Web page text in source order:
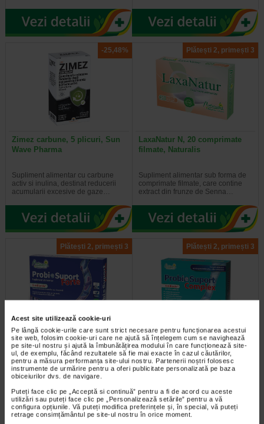
Acest site utilizează cookie-uri
Pe lângă cookie-urile care sunt strict necesare pentru funcționarea acestui
site web, folosim cookie-uri care ne ajută să înțelegem cum se navighează
pe site-ul nostru și ajută la îmbunătățirea modului în care funcționează site-
ul, de exemplu, făcând rezultatele să fie mai exacte în cazul căutărilor,
pentru a măsura performanța site-ului nostru. Partenerii noștri folosesc
instrumente de urmărire pentru a oferi publicitate personalizată pe baza
obiceiurilor dvs. de navigare.
Puteți face clic pe „Acceptă si continuă” pentru a fi de acord cu aceste
utilizări sau puteți face clic pe „Personalizează setările” pentru a vă
configura opțiunile. Vă puteți modifica preferințele și, în special, vă puteți
retrage consimțământul pe site-ul nostru în orice moment.
-25,48%
Zimez carbune, 5 plicuri, Sun
Wave Pharma
Supliment alimentar cu carbune
activ si inulina, destinat reducerii
acumularii excesive de gaze…
Plătești 2, primești 3
LaxaNatur N, 20 comprimate
filmate, Naturalis
Supliment alimentar sub forma de
comprimate filmate, care contine
extract din frunze de Senna…
Plătești 2, primești 3
ProbioSuport Forte, 10
capsule vegetale, Naturalis
Naturalis ProbioSuport Forte este
un supliment alimentar formulat cu
Saccharomyces cerevisiae var…
Plătești 2, primești 3
ProbioSuport Complex, 15
capsule, Naturalis
Naturalis ProbioSuport COMPLEX
formula simbiotica, care combina…